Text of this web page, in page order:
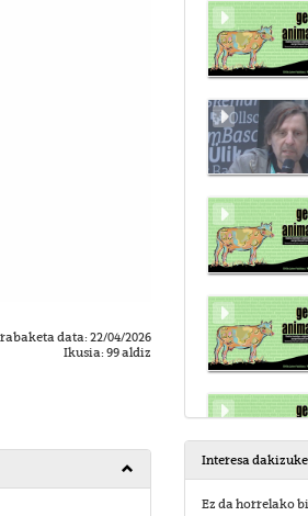
data: 22/04/2026
Ikusia: 99 aldiz
Interesa dakizuke
Ez da horrelako